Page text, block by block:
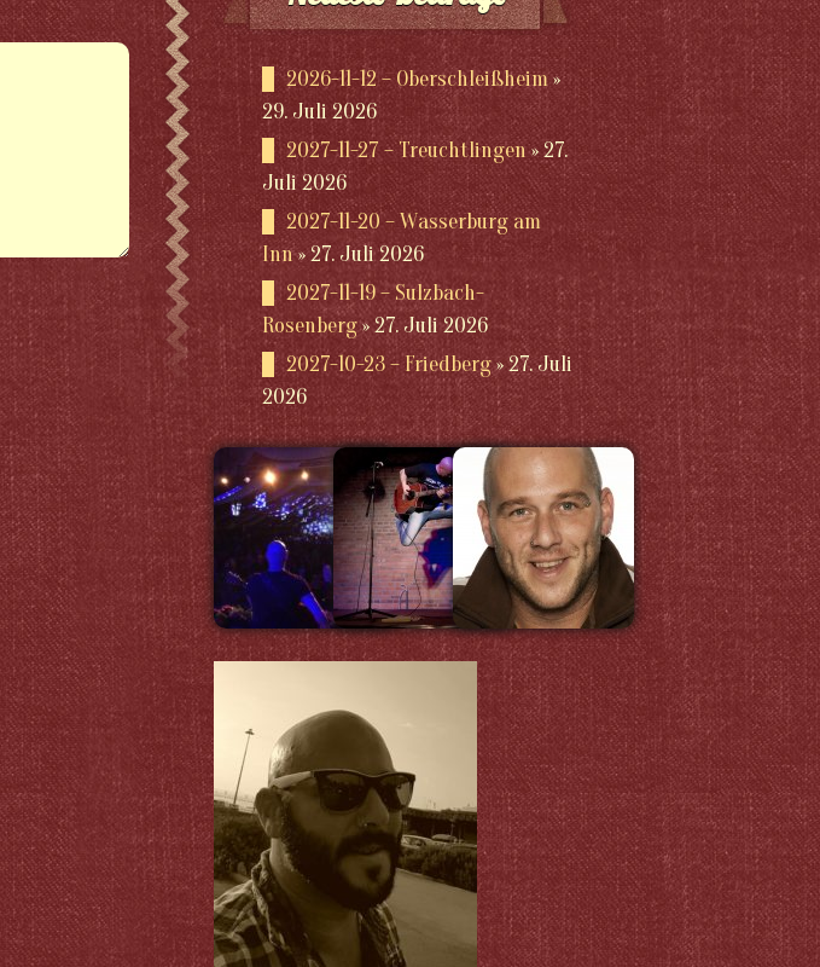
2026-11-12 – Oberschleißheim
29. Juli 2026
2027-11-27 – Treuchtlingen
27.
Juli 2026
2027-11-20 – Wasserburg am
Inn
27. Juli 2026
2027-11-19 – Sulzbach-
Rosenberg
27. Juli 2026
2027-10-23 – Friedberg
27. Juli
2026